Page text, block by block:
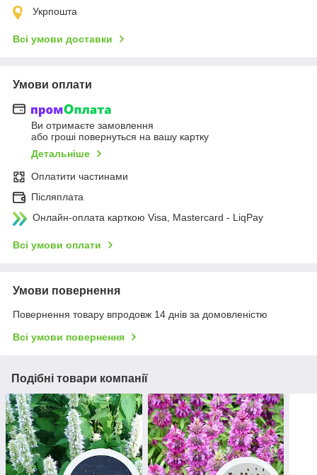
Укрпошта
Всі умови доставки
Умови оплати
Ви отримаєте замовлення
або гроші повернуться на вашу картку
Детальніше
Оплатити частинами
Післяплата
Онлайн-оплата карткою Visa, Mastercard - LiqPay
Всі умови оплати
Умови повернення
Повернення товару впродовж 14 днів за домовленістю
Всі умови повернення
Подібні товари компанії